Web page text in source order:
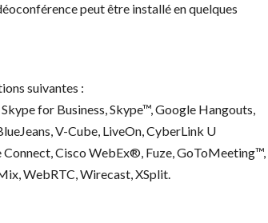
peut être installé en quelques
suivantes :
for Business, Skype™, Google Hangouts,
V-Cube, LiveOn, CyberLink U
Cisco WebEx®, Fuze, GoToMeeting™,
WebRTC, Wirecast, XSplit.